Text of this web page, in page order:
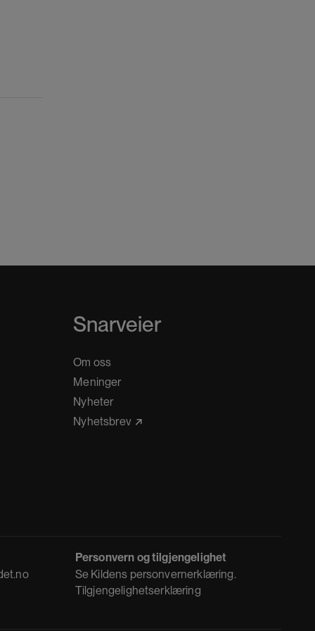
Snarveier
Om oss
Meninger
Nyheter
Nyhetsbrev
Personvern og tilgjengelighet
Se Kildens personvernerklæring.
Tilgjengelighetserklæring